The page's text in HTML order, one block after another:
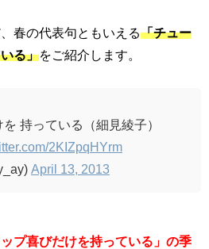
春の代表句ともいえる「チュー
る」をご紹介します。
持っている（細見綾子）
2KIZpqHYrm
April 13, 2013
ップ喜びだけを持っている」の季